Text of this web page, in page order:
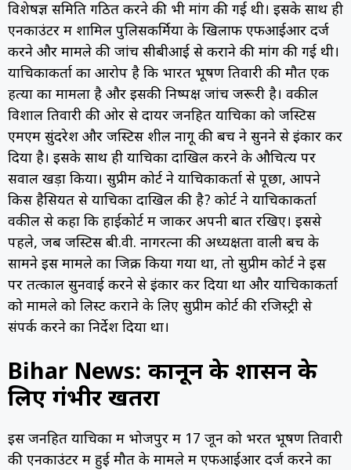
विशेषज्ञ समिति गठित करने की भी मांग की गई थी। इसके साथ ही
एनकाउंटर में शामिल पुलिसकर्मियों के खिलाफ एफआईआर दर्ज
करने और मामले की जांच सीबीआई से कराने की मांग की गई थी।
याचिकाकर्ता का आरोप है कि भारत भूषण तिवारी की मौत एक
हत्या का मामला है और इसकी निष्पक्ष जांच जरूरी है। वकील
विशाल तिवारी की ओर से दायर जनहित याचिका को जस्टिस
एमएम सुंदरेश और जस्टिस शील नागू की बेंच ने सुनने से इंकार कर
दिया है। इसके साथ ही याचिका दाखिल करने के औचित्य पर
सवाल खड़ा किया। सुप्रीम कोर्ट ने याचिकाकर्ता से पूछा, आपने
किस हैसियत से याचिका दाखिल की है? कोर्ट ने याचिकाकर्ता
वकील से कहा कि हाईकोर्ट में जाकर अपनी बात रखिए। इससे
पहले, जब जस्टिस बी.वी. नागरत्ना की अध्यक्षता वाली बेंच के
सामने इस मामले का जिक्र किया गया था, तो सुप्रीम कोर्ट ने इस
पर तत्काल सुनवाई करने से इंकार कर दिया था और याचिकाकर्ता
को मामले को लिस्ट कराने के लिए सुप्रीम कोर्ट की रजिस्ट्री से
संपर्क करने का निर्देश दिया था।
Bihar News: कानून के शासन के
लिए गंभीर खतरा
इस जनहित याचिका में भोजपुर में 17 जून को भरत भूषण तिवारी
की एनकाउंटर में हुई मौत के मामले में एफआईआर दर्ज करने का